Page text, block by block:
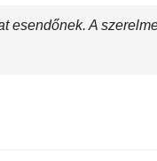
esendőnek. A